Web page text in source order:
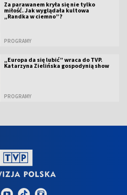
Za parawanem kryła się nie tylko
miłość. Jak wyglądała kultowa
„Randka w ciemno”?
PROGRAMY
„Europa da się lubić” wraca do TVP.
Katarzyna Zielińska gospodynią show
PROGRAMY